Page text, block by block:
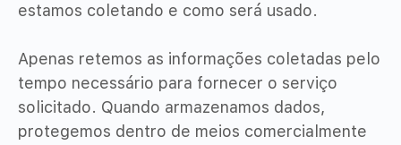
estamos coletando e como será usado.
Apenas retemos as informações coletadas pelo
tempo necessário para fornecer o serviço
solicitado. Quando armazenamos dados,
protegemos dentro de meios comercialmente